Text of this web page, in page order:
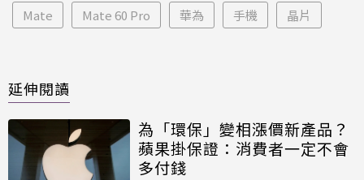
Mate Mate 60 Pro 華為 手機 晶片
延伸閱讀
為「環保」變相漲價新產品？
蘋果掛保證：消費者一定不會
多付錢